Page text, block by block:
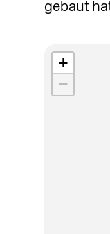
gebaut
+
−